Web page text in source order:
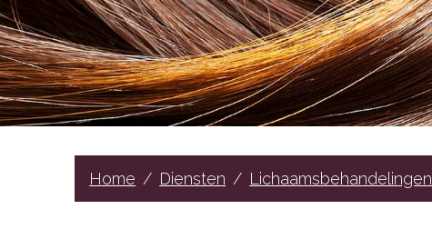
Prijzen
Gastenboek
Diensten
Hair
Gelaat
Home Diensten Lichaamsbehandelingen